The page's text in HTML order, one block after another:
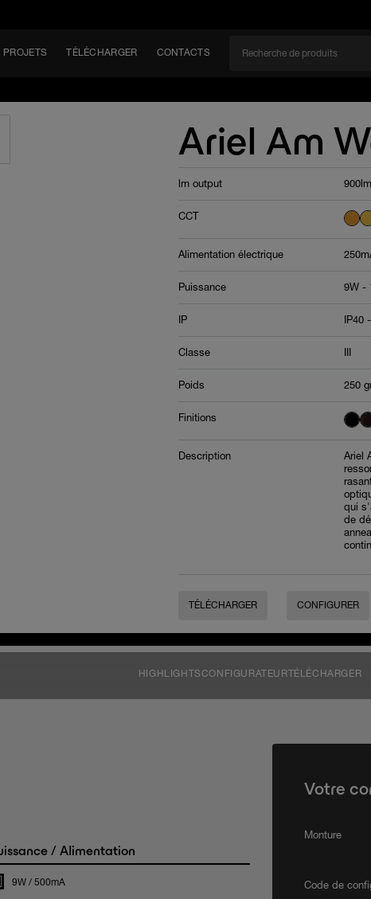
PROJETS TÉLÉCHARGER CONTACTS
Ariel Am
lm output
CCT
Alimentation électrique
Puissance 9W -
IP IP40
Classe
Poids 250
Finitions
Description
Ariel
qui
de
TÉLÉCHARGER CONFIGURER
HIGHLIGHTSCONFIGURATEURTÉLÉCHARGER
/ Alimentation
9W / 500mA
Votre
Monture
Code de